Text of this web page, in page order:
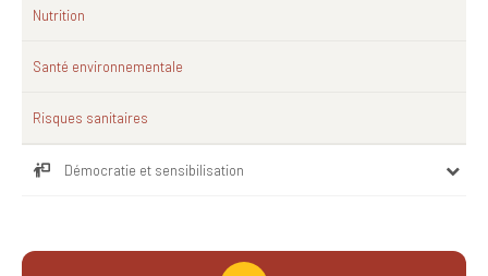
Nutrition
Santé environnementale
Risques sanitaires
Démocratie et sensibilisation